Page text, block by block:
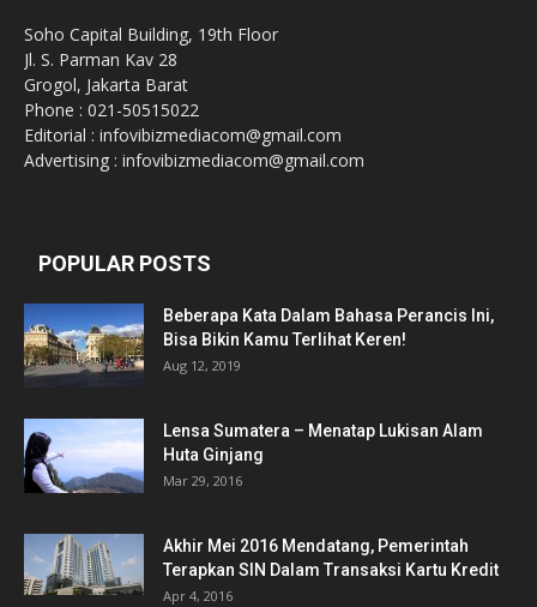
Soho Capital Building, 19th Floor
Jl. S. Parman Kav 28
Grogol, Jakarta Barat
Phone : 021-50515022
Editorial : infovibizmediacom@gmail.com
Advertising : infovibizmediacom@gmail.com
POPULAR POSTS
Beberapa Kata Dalam Bahasa Perancis Ini,
Bisa Bikin Kamu Terlihat Keren!
Aug 12, 2019
Lensa Sumatera – Menatap Lukisan Alam
Huta Ginjang
Mar 29, 2016
Akhir Mei 2016 Mendatang, Pemerintah
Terapkan SIN Dalam Transaksi Kartu Kredit
Apr 4, 2016